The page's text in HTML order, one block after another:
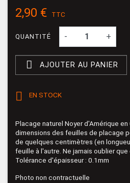
2,90 € TTC
QUANTITÉ - +
 AJOUTER AU PANIER
 EN STOCK
Placage naturel Noyer d'Amérique
dimensions des feuilles de placage
de quelques centimètres (en
feuille à l'autre. Ne jamais oublier
Tolérance d'épaisseur : 0.1mm
Photo non contractuelle